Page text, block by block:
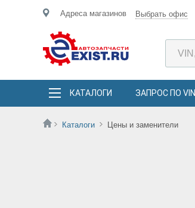
Адреса магазинов Выбрать офис
КАТАЛОГИ ЗАПРОС ПО VIN
Каталоги Цены и заменители